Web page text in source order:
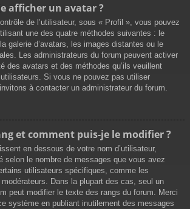
afficher un avatar ?
de l’utilisateur, sous « Profil », vous pouvez
une des quatre méthodes suivantes : le
galerie d’avatars, les images distantes ou le
Les administrateurs du forum peuvent activer
des avatars et des méthodes qu’ils veuillent
Si vous ne pouvez pas utiliser
à contacter un administrateur du forum.
et comment puis-je le modifier ?
en dessous de votre nom d’utilisateur,
selon le nombre de messages que vous avez
utilisateurs spécifiques, comme les
Dans la plupart des cas, seul un
peut modifier le texte des rangs du forum. Merci
système en publiant inutilement des messages